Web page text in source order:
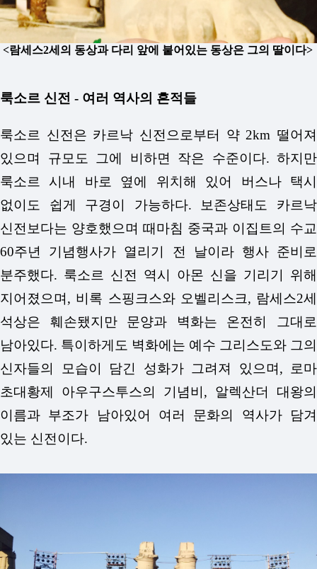
<람세스2세의 동상과 다리 앞에 붙어있는 동상은 그의 딸이다>
룩소르 신전 - 여러 역사의 흔적들
룩소르 신전은 카르낙 신전으로부터 약 2km 떨어져
있으며 규모도 그에 비하면 작은 수준이다. 하지만
룩소르 시내 바로 옆에 위치해 있어 버스나 택시
없이도 쉽게 구경이 가능하다. 보존상태도 카르낙
신전보다는 양호했으며 때마침 중국과 이집트의 수교
60주년 기념행사가 열리기 전 날이라 행사 준비로
분주했다. 룩소르 신전 역시 아몬 신을 기리기 위해
지어졌으며, 비록 스핑크스와 오벨리스크, 람세스2세
석상은 훼손됐지만 문양과 벽화는 온전히 그대로
남아있다. 특이하게도 벽화에는 예수 그리스도와 그의
신자들의 모습이 담긴 성화가 그려져 있으며, 로마
초대황제 아우구스투스의 기념비, 알렉산더 대왕의
이름과 부조가 남아있어 여러 문화의 역사가 담겨
있는 신전이다.